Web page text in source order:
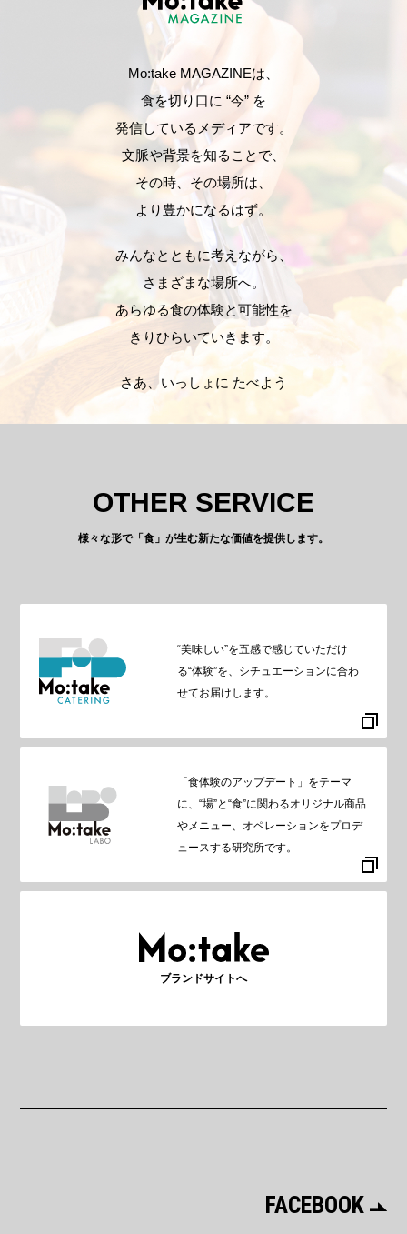
Mo:take MAGAZINEは、
食を切り口に “今” を
発信しているメディアです。
文脈や背景を知ることで、
その時、その場所は、
より豊かになるはず。
みんなとともに考えながら、
さまざまな場所へ。
あらゆる食の体験と可能性を
きりひらいていきます。
さあ、いっしょに たべよう
OTHER SERVICE
様々な形で「食」が生む新たな価値を提供します。
“美味しい”を五感で感じていただけ
る“体験”を、シチュエーションに合わ
せてお届けします。
「食体験のアップデート」をテーマ
に、“場”と“食”に関わるオリジナル商品
やメニュー、オペレーションをプロデ
ュースする研究所です。
ブランドサイトへ
FACEBOOK